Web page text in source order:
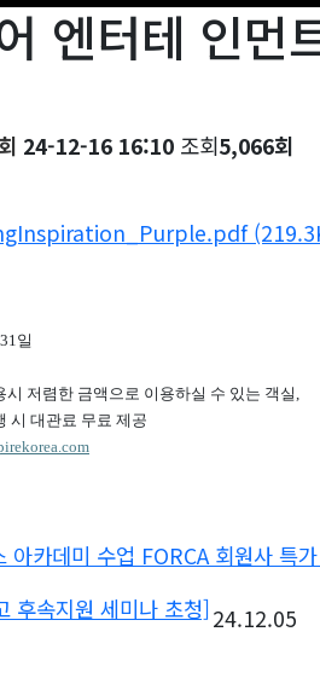
엔터테 인
24-12-16 16:10 조회5,066회
31일
시 저렴한 금액으로 이용하실 수 있는 객실,
시 대관료 무료 제공
아카데미 수업 FORCA 회원사 특
후속지원 세미나 초청] 24.12.05